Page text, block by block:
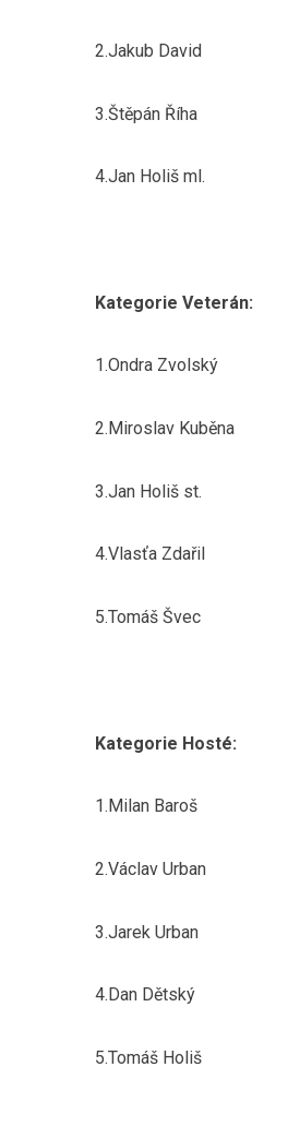
2.Jakub David
3.Štěpán Říha
4.Jan Holiš ml.
Kategorie Veterán:
1.Ondra Zvolský
2.Miroslav Kuběna
3.Jan Holiš st.
4.Vlasťa Zdařil
5.Tomáš Švec
Kategorie Hosté:
1.Milan Baroš
2.Václav Urban
3.Jarek Urban
4.Dan Dětský
5.Tomáš Holiš